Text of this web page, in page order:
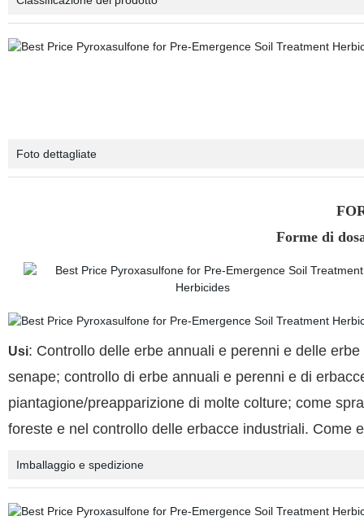
Foto dettagliate
Forme di
Usi: Controllo delle erbe annuali e perenni e delle
senape; controllo di erbe annuali e perenni e di
piantagione/preapparizione di molte colture; come
foreste e nel controllo delle erbacce industriali. Come
Imballaggio e spedizione